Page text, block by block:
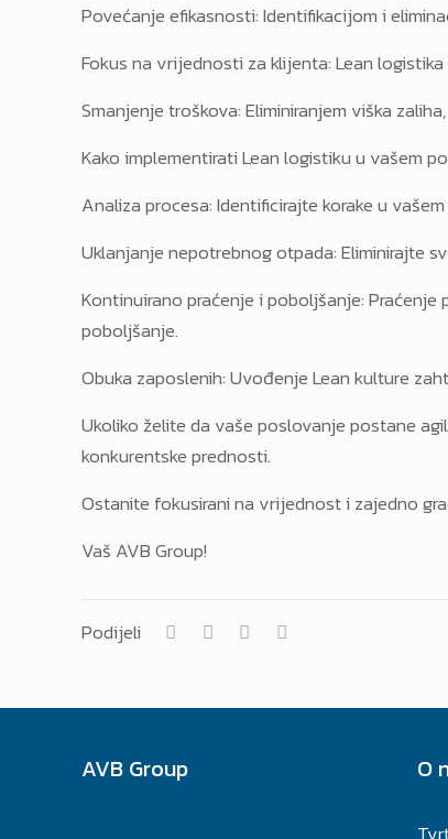
Povećanje efikasnosti: Identifikacijom i
Fokus na vrijednosti za klijenta: Lean
Smanjenje troškova: Eliminiranjem viška
Kako implementirati Lean logistiku u vašem
Analiza procesa: Identificirajte korake u
Uklanjanje nepotrebnog otpada: Eliminirajte
Kontinuirano praćenje i poboljšanje:
poboljšanje.
Obuka zaposlenih: Uvođenje Lean kulture
Ukoliko želite da vaše poslovanje postane
konkurentske prednosti.
Ostanite fokusirani na vrijednost i zajedno
Vaš AVB Group!
Podijeli
AVB Group O